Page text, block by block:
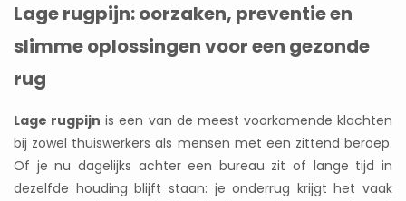
Lage rugpijn: oorzaken, preventie en
slimme oplossingen voor een gezonde
rug
Lage rugpijn is een van de meest voorkomende klachten
bij zowel thuiswerkers als mensen met een zittend beroep.
Of je nu dagelijks achter een bureau zit of lange tijd in
dezelfde houding blijft staan: je onderrug krijgt het vaak